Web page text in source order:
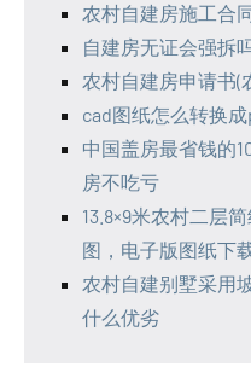
农村自建房施工合
自建房无证会强拆
农村自建房申请书(
cad图纸怎么转换成
中国盖房最省钱的
房不吃亏
13.8×9米农村二层
图，电子版图纸下
农村自建别墅采用
什么优劣